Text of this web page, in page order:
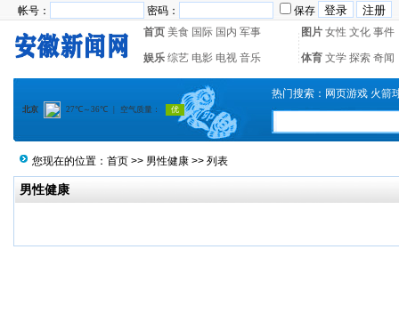
帐号： 密码：
保存
首页 美食 国际 国内 军事 图片 女性 文化 事件
娱乐 综艺 电影 电视 音乐 体育 文学 探索 奇闻
热门搜索： 网页游戏 火箭
您现在的位置： 首页 >> 男性健康 >> 列表
男性健康